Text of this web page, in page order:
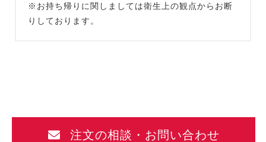
※お持ち帰りに関しましては衛生上の観点からお断
りしております。
注文の相談・お問い合わせ